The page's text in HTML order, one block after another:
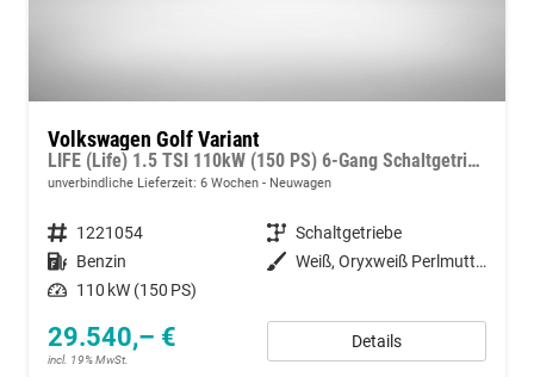
Volkswagen Golf Variant
LIFE (Life) 1.5 TSI 110kW (150 PS) 6-Gang Schaltgetriebe
unverbindliche Lieferzeit: 6 Wochen Neuwagen
Fahrzeugnummer 1221054 Getriebe Schaltgetriebe
Kraftstoff Benzin Außenfarbe
Weiß, Oryxweiß Perlmutteffekt (0R)
Leistung 110 kW (150 PS)
29.540,– €
incl. 19% MwSt.
Details